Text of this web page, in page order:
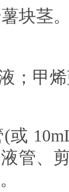
块茎
；甲
(或
管、